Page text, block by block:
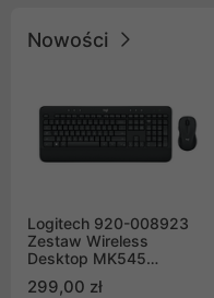
Nowości
Logitech 920-008923
Zestaw Wireless
Desktop MK545
299,00 zł